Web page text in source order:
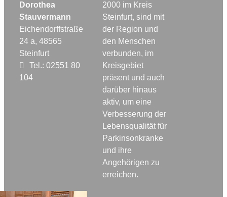
Dorothea
Stauvermann
Eichendorffstraße
24 a, 48565
Steinfurt
Tel.: 02551 80
104
2000 im Kreis
Steinfurt, sind mit
der Region und
den Menschen
verbunden, im
Kreisgebiet
präsent und auch
darüber hinaus
aktiv, um eine
Verbesserung der
Lebensqualität für
Parkinsonkranke
und ihre
Angehörigen zu
erreichen.